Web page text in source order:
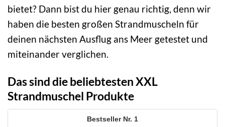
bietet? Dann bist du hier genau richtig, denn wir
haben die besten großen Strandmuscheln für
deinen nächsten Ausflug ans Meer getestet und
miteinander verglichen.
Das sind die beliebtesten XXL
Strandmuschel Produkte
1